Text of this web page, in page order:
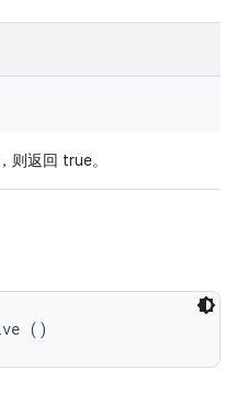
则返回 true。
()